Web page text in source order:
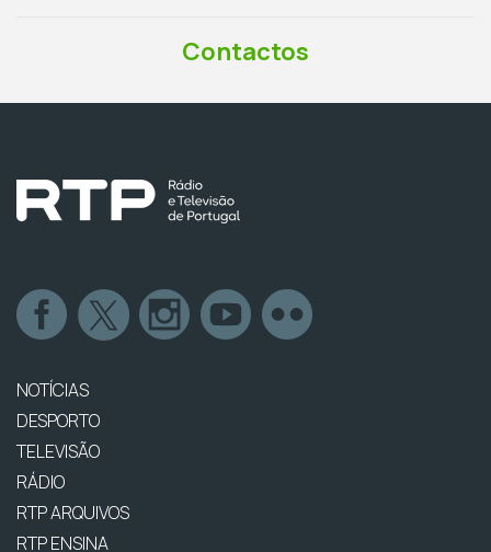
Contactos
NOTÍCIAS
DESPORTO
TELEVISÃO
RÁDIO
RTP ARQUIVOS
RTP ENSINA